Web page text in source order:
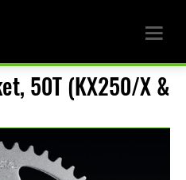
50T (KX250/X &